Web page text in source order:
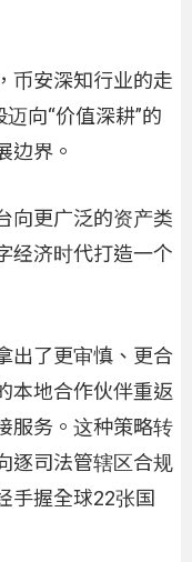
币安深知行业的走
向“价值深耕”的
边界。
向更广泛的资产类
经济时代打造一个
出了更审慎、更合
本地合作伙伴重返
服务。这种策略转
逐司法管辖区合规
手握全球22张国